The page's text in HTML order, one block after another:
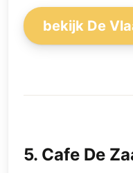
bekijk De
5. Cafe De